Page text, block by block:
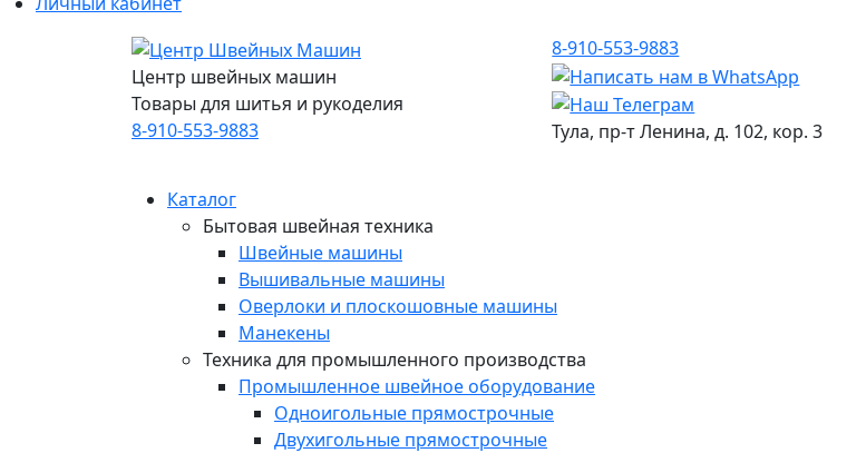
Центр швейных машин
Товары для шитья и рукоделия
8-910-553-9883
8-910-553-9883
Тула, пр-т Ленина, д. 102, кор. 3
Каталог
Бытовая швейная техника
Швейные машины
Вышивальные машины
Оверлоки и плоскошовные машины
Манекены
Техника для промышленного производства
Промышленное швейное оборудование
Одноигольные прямострочные
Двухигольные прямострочные